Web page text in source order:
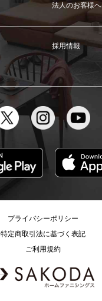
法人のお客様へ
採用情報
プライバシーポリシー
特定商取引法に基づく表記
ご利用規約